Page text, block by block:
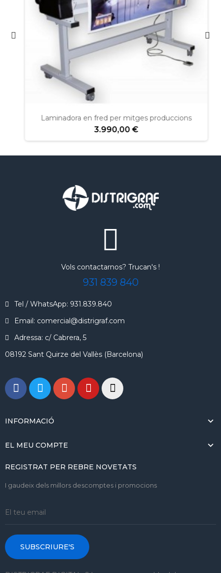
Laminadora en fred per mitges produccions
3.990,00 €
Vols contactarnos? Trucan's !
931 839 840
Tel / WhatsApp: 931.839.840
Email: comercial@distrigraf.com
Adressa: c/ Cabrera, 5
08192 Sant Quirze del Vallès (Barcelona)
INFORMACIÓ
EL MEU COMPTE
REGISTRAT PER REBRE NOVETATS
I gaudeix dels millors descomptes i promocions
SUBSCRIURE'S